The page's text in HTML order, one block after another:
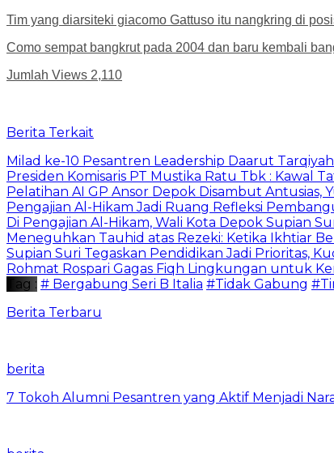
Tim yang diarsiteki giacomo Gattuso itu nangkring di
Como sempat bangkrut pada 2004 dan baru kembali
Jumlah Views 2,110
Berita Terkait
Milad ke-10 Pesantren Leadership Daarut
Presiden Komisaris PT Mustika Ratu Tbk : Kawal
Pelatihan AI GP Ansor Depok Disambut Antusias,
Pengajian Al-Hikam Jadi Ruang Refleksi
Di Pengajian Al-Hikam, Wali Kota Depok Supian
Meneguhkan Tauhid atas Rezeki: Ketika Ikhtiar
Supian Suri Tegaskan Pendidikan Jadi Prioritas,
Rohmat Rospari Gagas Fiqh Lingkungan untuk
Tag : # Bergabung Seri B Italia #Tidak Gabung
Berita Terbaru
berita
7 Tokoh Alumni Pesantren yang Aktif Menjadi